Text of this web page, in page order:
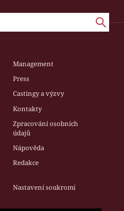
Management
Press
Castingy a výzvy
Kontakty
Zpracování osobních
údajů
Nápověda
Redakce
Nastavení soukromí